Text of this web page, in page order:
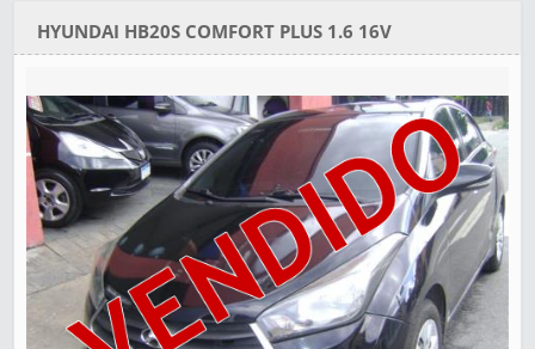
HYUNDAI HB20S COMFORT PLUS 1.6 16V